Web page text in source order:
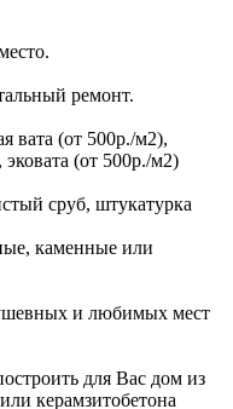
ремонт.
вата (от 500р./м2),
(от 500р./м2)
сруб, штукатурка
каменные или
и любимых мест
для Вас дом из
керамзитобетона